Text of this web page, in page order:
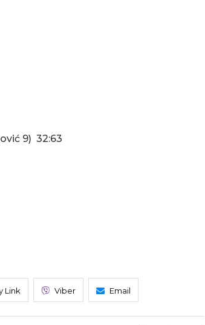
9) 32:63
Link Viber Email